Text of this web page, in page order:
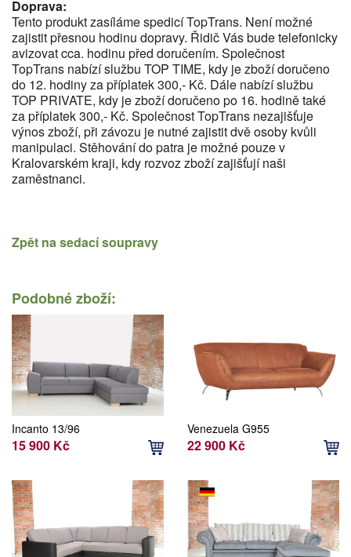
Doprava:
Tento produkt zasíláme spedicí TopTrans. Není možné
zajistit přesnou hodinu dopravy. Řidič Vás bude telefonicky
avizovat cca. hodinu před doručením. Společnost
TopTrans nabízí službu TOP TIME, kdy je zboží doručeno
do 12. hodiny za příplatek 300,- Kč. Dále nabízí službu
TOP PRIVATE, kdy je zboží doručeno po 16. hodině také
za příplatek 300,- Kč. Společnost TopTrans nezajišťuje
výnos zboží, při závozu je nutné zajistit dvě osoby kvůli
manipulaci. Stěhování do patra je možné pouze v
Kralovarském kraji, kdy rozvoz zboží zajišťují naši
zaměstnanci.
Zpět nasedací soupravy
Podobné zboží:
Incanto 13/96
15 900 Kč
Venezuela G955
22 900 Kč